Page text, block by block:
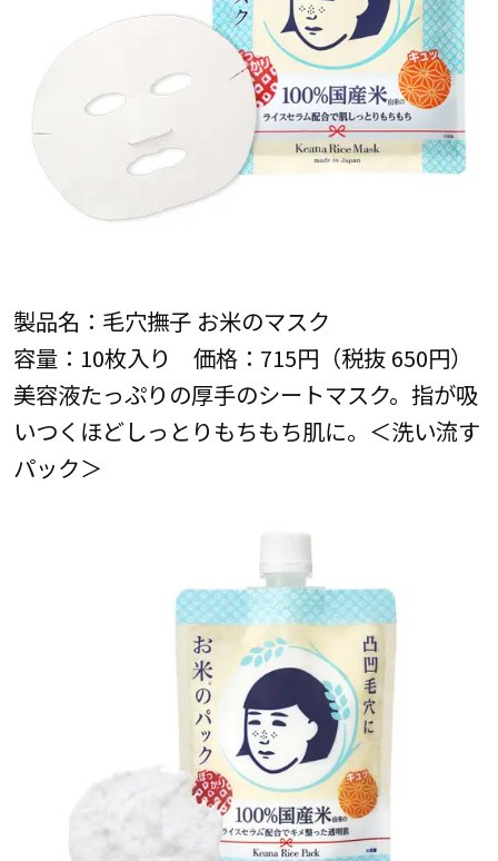
製品名：毛穴撫子 お米のマスク
容量：10枚入り 価格：715円（税抜 650円）
美容液たっぷりの厚手のシートマスク。指が吸
いつくほどしっとりもちもち肌に。＜洗い流す
パック＞